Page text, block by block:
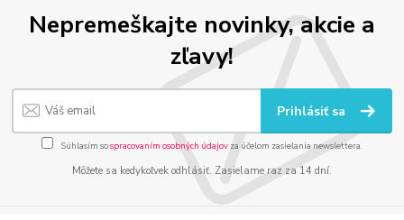
Nepremeškajte novinky, akcie a
zľavy!
Prihlásiť sa
Súhlasím sospracovaním osobných údajov za účelom zasielania newslettera.
Môžete sa kedykoľvek odhlásiť. Zasielame raz za 14 dní.